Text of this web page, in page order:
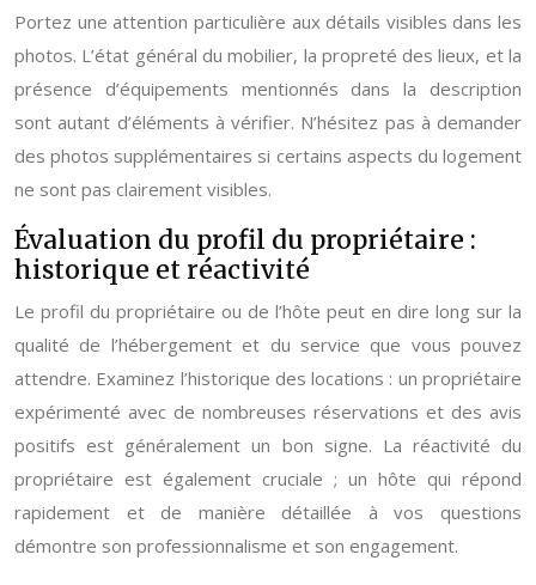
Portez une attention particulière aux détails visibles dans les
photos. L’état général du mobilier, la propreté des lieux, et la
présence d’équipements mentionnés dans la description
sont autant d’éléments à vérifier. N’hésitez pas à demander
des photos supplémentaires si certains aspects du logement
ne sont pas clairement visibles.
Évaluation du profil du propriétaire :
historique et réactivité
Le profil du propriétaire ou de l’hôte peut en dire long sur la
qualité de l’hébergement et du service que vous pouvez
attendre. Examinez l’historique des locations : un propriétaire
expérimenté avec de nombreuses réservations et des avis
positifs est généralement un bon signe. La réactivité du
propriétaire est également cruciale ; un hôte qui répond
rapidement et de manière détaillée à vos questions
démontre son professionnalisme et son engagement.